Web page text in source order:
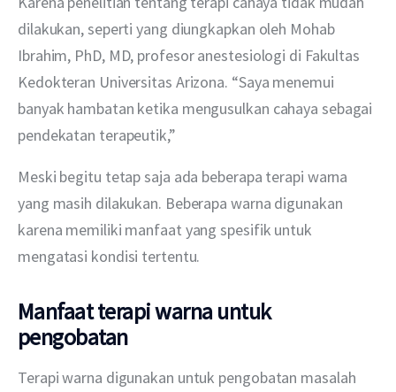
dilakukan, seperti yang diungkapkan oleh Mohab
Ibrahim, PhD, MD, profesor anestesiologi di Fakultas
Kedokteran Universitas Arizona. “Saya menemui
banyak hambatan ketika mengusulkan cahaya sebagai
pendekatan terapeutik,”
Meski begitu tetap saja ada beberapa terapi warna
yang masih dilakukan. Beberapa warna digunakan
karena memiliki manfaat yang spesifik untuk
mengatasi kondisi tertentu.
Manfaat terapi warna untuk
pengobatan
Terapi warna digunakan untuk pengobatan masalah